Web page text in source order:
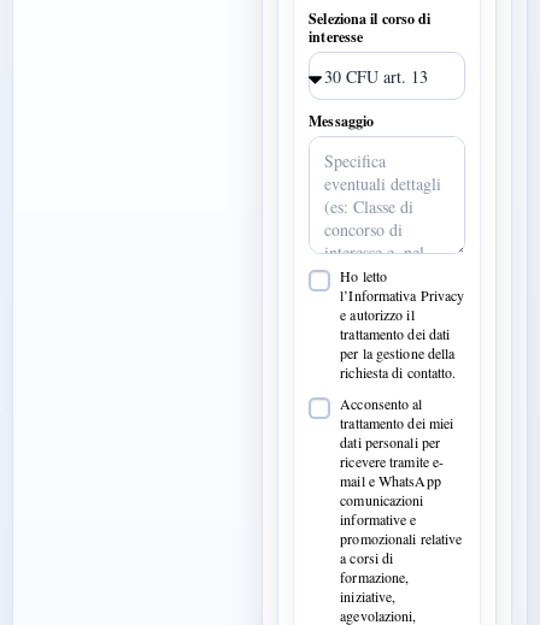
Seleziona il corso di
interesse
Messaggio
Ho letto
l’Informativa Privacy
e autorizzo il
trattamento dei dati
per la gestione della
richiesta di contatto.
Acconsento al
trattamento dei miei
dati personali per
ricevere tramite e-
mail e WhatsApp
comunicazioni
informative e
promozionali relative
a corsi di
formazione,
iniziative,
agevolazioni,